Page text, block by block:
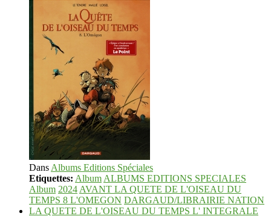
DansAlbums Editions Spéciales
Etiquettes: AlbumALBUMS EDITIONS SPECIALES
Album 2024AVANT LA QUETE DE L'OISEAU DU
TEMPS 8 L'OMEGON DARGAUD/LIBRAIRIE NATION
LA QUETE DE L'OISEAU DU TEMPS L' INTEGRALE